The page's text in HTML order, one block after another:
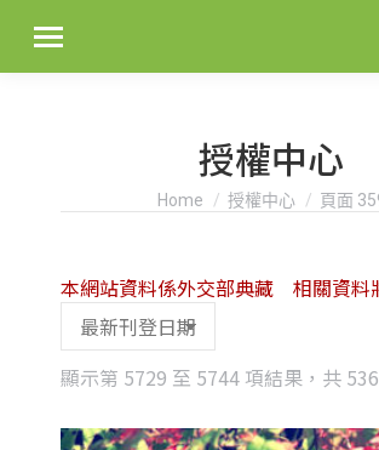
授權中心
You are here:
Home 授權中心 頁面
顯示第 5729 至 5744 項結果，共
本網站資料係外交部典藏 相關資料